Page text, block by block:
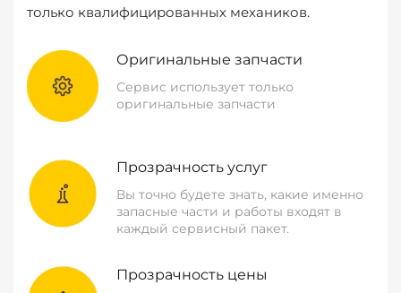
только квалифицированных механиков.
Оригинальные запчасти
Сервис использует только
оригинальные запчасти
Прозрачность услуг
Вы точно будете знать, какие именно
запасные части и работы входят в
каждый сервисный пакет.
Прозрачность цены